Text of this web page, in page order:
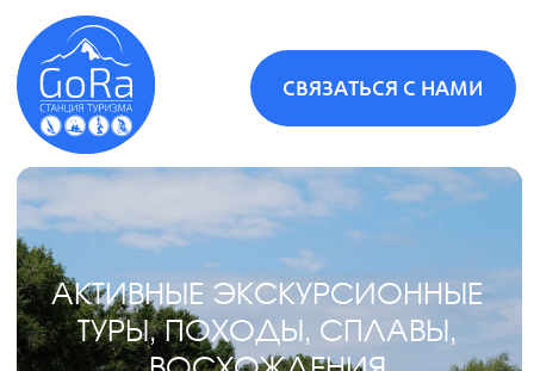
СВЯЗАТЬСЯ С НАМИ
ВЫБРАТЬ ТУР Откройте для
себя
АКТИВНЫЕ ЭКСКУРСИОННЫЕ
ТУРЫ, ПОХОДЫ, СПЛАВЫ,
ВОСХОЖДЕНИЯ
восхождения
|